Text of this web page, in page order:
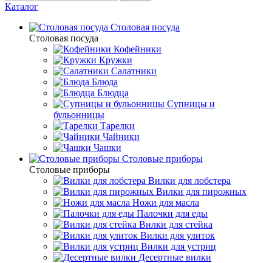
Каталог
Столовая посуда
Столовая посуда
Кофейники
Кружки
Салатники
Блюда
Блюдца
Супницы и
бульонницы
Тарелки
Чайники
Чашки
Cтоловые приборы
Cтоловые приборы
Вилки для лобстера
Вилки для пирожных
Ножи для масла
Палочки для еды
Вилки для стейка
Вилки для улиток
Вилки для устриц
Десертные вилки